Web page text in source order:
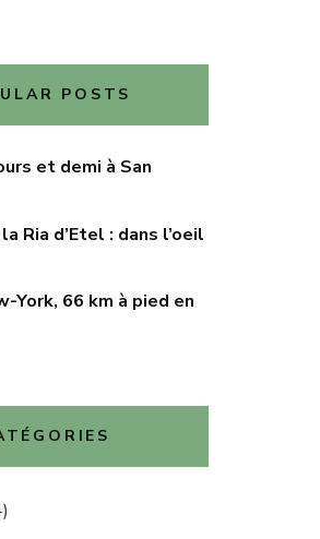
POSTS
et demi à San
Ria d’Etel : dans l’oeil
York, 66 km à pied en